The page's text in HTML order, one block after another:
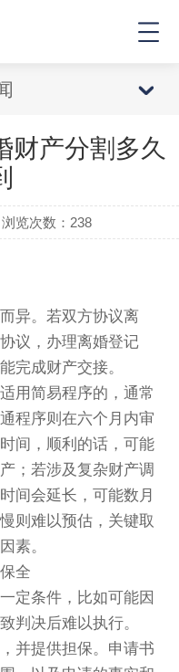
财产分割多久
浏览次数： 238
异。若双方协议离
议，办理离婚登记
完成财产交接。
用简易程序的，通常
程序则在六个月内审
间，顺利的话，可能
；若涉及复杂财产调
间会延长，可能数月
则难以预估，关键取
素。
全
定条件，比如可能因
判决后难以执行。
并提供担保。申请书